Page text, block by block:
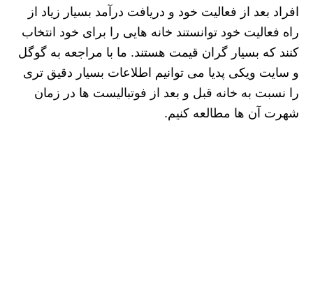
افراد بعد از فعالیت خود و دریافت درآمد بسیار زیاد از
راه فعالیت خود توانستند خانه هایی را برای خود انتخاب
کنند که بسیار گران قیمت هستند. ما با مراجعه به گوگل
و سایت ویکی پدیا می توانیم اطلاعات بسیار دقیق تری
را نسبت به خانه قبل و بعد از فوتبالیست ها در زمان
شهرت آن ها مطالعه کنیم.